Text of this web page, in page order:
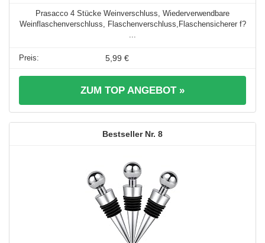
Prasacco 4 Stücke Weinverschluss, Wiederverwendbare
Weinflaschenverschluss, Flaschenverschluss,Flaschensicherer f?
...
5,99 €
ZUM TOP ANGEBOT »
8